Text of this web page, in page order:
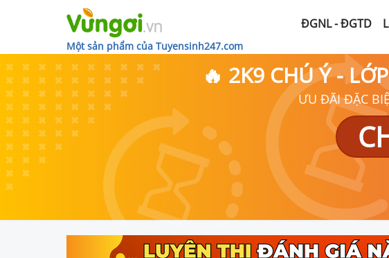
Một sản phẩm của Tuyensinh247.com
ĐGNL - ĐGTD
🔥 2K9 CHÚ Ý -
ƯU ĐÃI ĐẶC